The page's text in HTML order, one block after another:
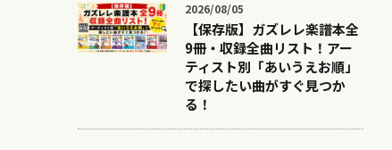
2026/08/05
【保存版】ガズレレ楽譜本全
9冊・収録全曲リスト！アー
ティスト別「あいうえお順」
で探したい曲がすぐ見つか
る！